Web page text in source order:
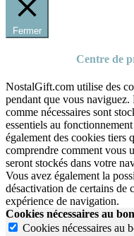
Fermer
Centre de
NostalGift.com utilise des
pendant que vous naviguez.
comme nécessaires sont
essentiels au
également des cookies tiers
comprendre comment vous
seront stockés dans votre
Vous avez également la
désactivation de certains de
expérience de navigation.
Cookies nécessaires au
Cookies nécessaires au